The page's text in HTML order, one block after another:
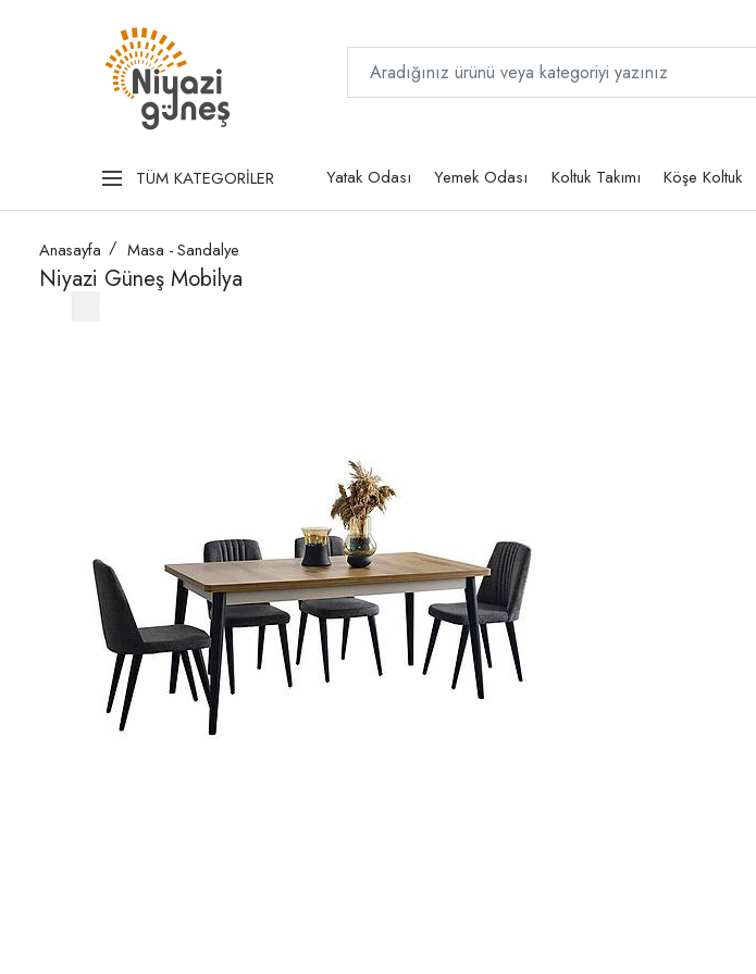
TÜM KATEGORİLER Yatak Odası Yemek Odası Koltuk Takımı Köşe Koltuk
Anasayfa Masa - Sandalye
Niyazi Güneş Mobilya